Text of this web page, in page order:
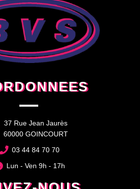
37 Rue Jean Jaurès
60000 GOINCOURT
03 44 84 70 70
Lun - Ven 9h - 17h